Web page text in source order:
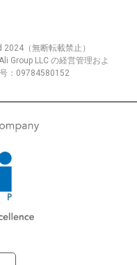
2024（無断転載禁止）
Group LLC の経営管理およ
：09784580152